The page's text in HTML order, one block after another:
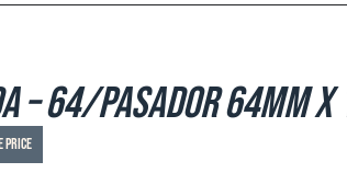
– 64/Pasador 64mm
price